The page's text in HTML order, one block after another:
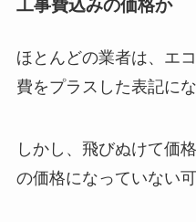
工事費込みの価格か
ほとんどの業者は、エ
費をプラスした表記に
しかし、飛びぬけて価
の価格になっていない